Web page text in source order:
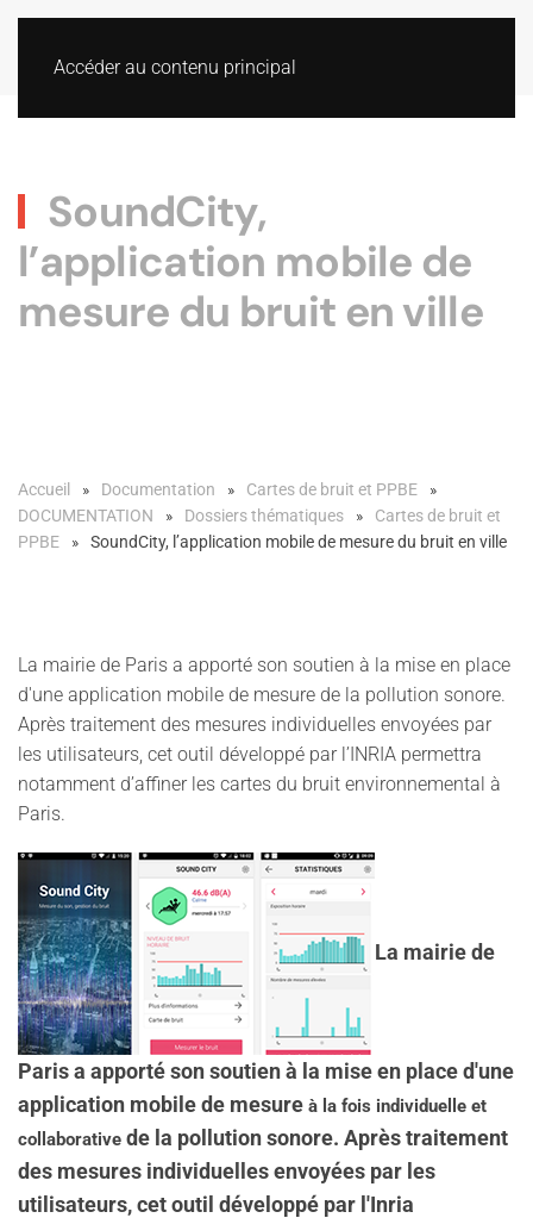
Accéder au contenu principal
SoundCity,
l’application mobile de
mesure du bruit en ville
Accueil Documentation
Cartes de bruit et PPBE
DOCUMENTATION
Dossiers thématiques
Cartes de bruit et
PPBE
SoundCity, l’application mobile de mesure du bruit en ville
La mairie de Paris a apporté son soutien à la mise en place
d'une application mobile de mesure de la pollution sonore.
Après traitement des mesures individuelles envoyées par
les utilisateurs, cet outil développé par l’INRIA permettra
notamment d’affiner les cartes du bruit environnemental à
Paris.
La mairie de
Paris a apporté son soutien à la mise en place d'une
application mobile de mesure à la fois individuelle et
collaborative de la pollution sonore. Après traitement
des mesures individuelles envoyées par les
utilisateurs, cet outil développé par l'Inria